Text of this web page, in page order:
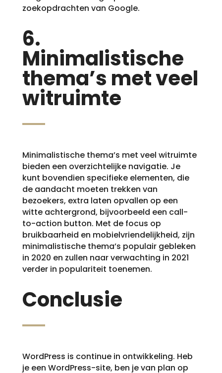
zoekopdrachten van Google.
6.
Minimalistische
thema’s met veel
witruimte
Minimalistische thema’s met veel witruimte
bieden een overzichtelijke navigatie. Je
kunt bovendien specifieke elementen, die
de aandacht moeten trekken van
bezoekers, extra laten opvallen op een
witte achtergrond, bijvoorbeeld een call-
to-action button. Met de focus op
bruikbaarheid en mobielvriendelijkheid, zijn
minimalistische thema’s populair gebleken
in 2020 en zullen naar verwachting in 2021
verder in populariteit toenemen.
Conclusie
WordPress is continue in ontwikkeling. Heb
je een WordPress-site, ben je van plan op